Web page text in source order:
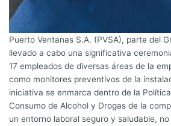
Puerto Ventanas S.A. (PVSA), parte del
llevado a cabo una significativa
17 empleados de diversas áreas de la
como monitores preventivos de la
iniciativa se enmarca dentro de la
Consumo de Alcohol y Drogas de la
un entorno laboral seguro y saludable,